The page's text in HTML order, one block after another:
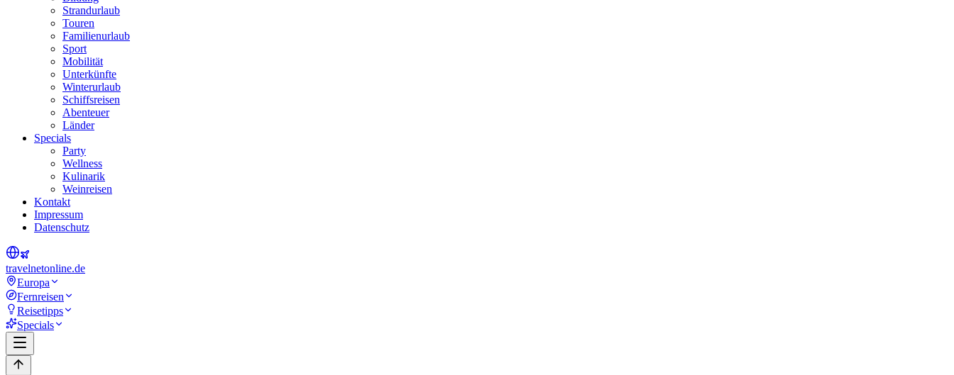
Strandurlaub
Touren
Familienurlaub
Sport
Mobilität
Unterkünfte
Winterurlaub
Schiffsreisen
Abenteuer
Länder
Specials
Party
Wellness
Kulinarik
Weinreisen
Kontakt
Impressum
Datenschutz
travelnetonline.de
Europa
Fernreisen
Reisetipps
Specials